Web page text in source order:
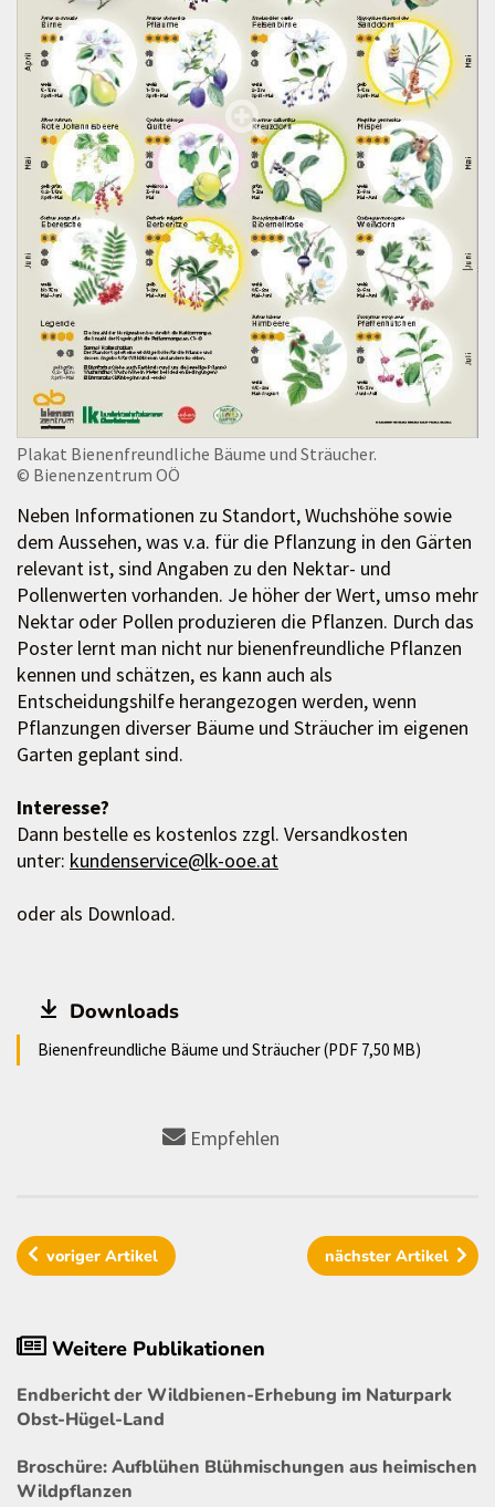
Plakat Bienenfreundliche Bäume und Sträucher.
© Bienenzentrum OÖ
Neben Informationen zu Standort, Wuchshöhe sowie
dem Aussehen, was v.a. für die Pflanzung in den Gärten
relevant ist, sind Angaben zu den Nektar- und
Pollenwerten vorhanden. Je höher der Wert, umso mehr
Nektar oder Pollen produzieren die Pflanzen. Durch das
Poster lernt man nicht nur bienenfreundliche Pflanzen
kennen und schätzen, es kann auch als
Entscheidungshilfe herangezogen werden, wenn
Pflanzungen diverser Bäume und Sträucher im eigenen
Garten geplant sind.
Interesse?
Dann bestelle es kostenlos zzgl. Versandkosten
unter: kundenservice@lk-ooe.at
oder als Download.
Downloads
Bienenfreundliche Bäume und Sträucher (PDF 7,50 MB)
Empfehlen
vorigerArtikel nächster Artikel
Weitere Publikationen
Endbericht der Wildbienen-Erhebung im Naturpark
Obst-Hügel-Land
Broschüre: Aufblühen Blühmischungen aus heimischen
Wildpflanzen